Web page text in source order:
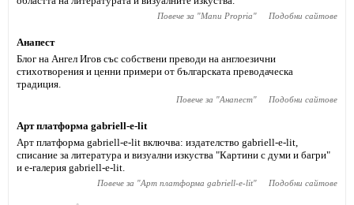
Повече за "Manu Prоpria" Подобни сайтове
Анапест
Блог на Ангел Игов със собствени преводи на англоезични
стихотворения и ценни примери от българската преводаческа
традиция.
Повече за "Анапест" Подобни сайтове
Арт платформа gabriell-e-lit
Арт платформа gabriell-e-lit включва: издателство gabriell-e-lit,
списание за литература и визуални изкуства "Картини с думи и багри"
и е-галерия gabriell-e-lit.
Повече за "Арт платформа gabriell-e-lit" Подобни сайтове